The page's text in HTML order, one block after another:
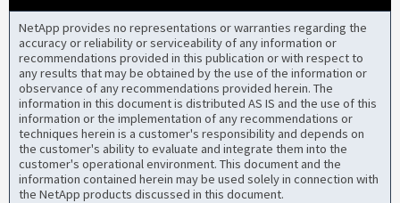
NetApp provides no representations or warranties regarding the
accuracy or reliability or serviceability of any information or
recommendations provided in this publication or with respect to
any results that may be obtained by the use of the information or
observance of any recommendations provided herein. The
information in this document is distributed AS IS and the use of this
information or the implementation of any recommendations or
techniques herein is a customer's responsibility and depends on
the customer's ability to evaluate and integrate them into the
customer's operational environment. This document and the
information contained herein may be used solely in connection with
the NetApp products discussed in this document.